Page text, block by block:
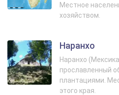
Местное
хозяйством.
Наранхо
Наранхо
прославленный
плантациями.
этого края.